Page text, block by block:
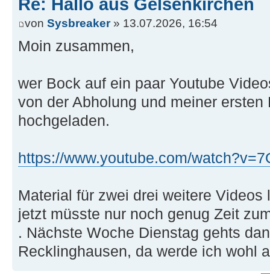
Re: Hallo aus Gelsenkirchen
von Sysbreaker» 13.07.2026, 16:54
Moin zusammen,
wer Bock auf ein paar Youtube
von der Abholung und meiner ersten
hochgeladen.
https://www.youtube.com/
Material für zwei drei weitere
jetzt müsste nur noch genug Zeit
. Nächste Woche Dienstag gehts
Recklinghausen, da werde ich wohl